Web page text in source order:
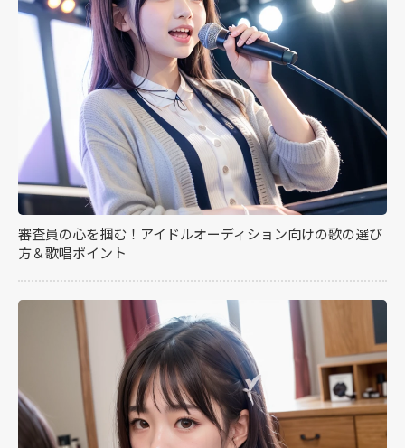
審査員の心を掴む！アイドルオーディション向けの歌の選び
方＆歌唱ポイント